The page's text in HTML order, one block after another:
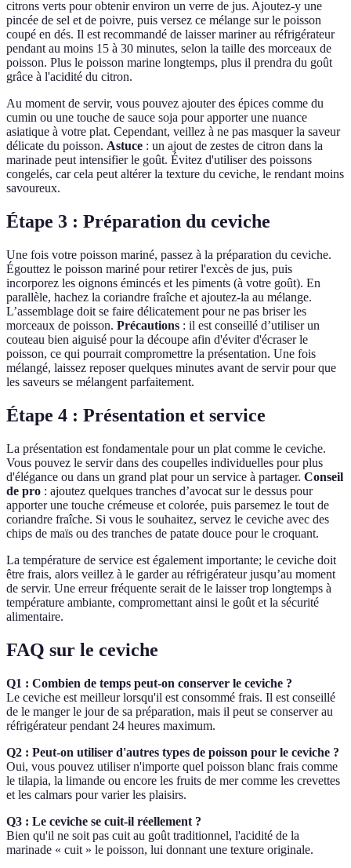
citrons verts pour obtenir environ un verre de jus. Ajoutez-y une
pincée de sel et de poivre, puis versez ce mélange sur le poisson
coupé en dés. Il est recommandé de laisser mariner au réfrigérateur
pendant au moins 15 à 30 minutes, selon la taille des morceaux de
poisson. Plus le poisson marine longtemps, plus il prendra du goût
grâce à l'acidité du citron.
Au moment de servir, vous pouvez ajouter des épices comme du
cumin ou une touche de sauce soja pour apporter une nuance
asiatique à votre plat. Cependant, veillez à ne pas masquer la saveur
délicate du poisson. Astuce : un ajout de zestes de citron dans la
marinade peut intensifier le goût. Évitez d'utiliser des poissons
congelés, car cela peut altérer la texture du ceviche, le rendant moins
savoureux.
Étape 3 : Préparation du ceviche
Une fois votre poisson mariné, passez à la préparation du ceviche.
Égouttez le poisson mariné pour retirer l'excès de jus, puis
incorporez les oignons émincés et les piments (à votre goût). En
parallèle, hachez la coriandre fraîche et ajoutez-la au mélange.
L’assemblage doit se faire délicatement pour ne pas briser les
morceaux de poisson. Précautions : il est conseillé d’utiliser un
couteau bien aiguisé pour la découpe afin d'éviter d'écraser le
poisson, ce qui pourrait compromettre la présentation. Une fois
mélangé, laissez reposer quelques minutes avant de servir pour que
les saveurs se mélangent parfaitement.
Étape 4 : Présentation et service
La présentation est fondamentale pour un plat comme le ceviche.
Vous pouvez le servir dans des coupelles individuelles pour plus
d'élégance ou dans un grand plat pour un service à partager. Conseil
de pro : ajoutez quelques tranches d’avocat sur le dessus pour
apporter une touche crémeuse et colorée, puis parsemez le tout de
coriandre fraîche. Si vous le souhaitez, servez le ceviche avec des
chips de maïs ou des tranches de patate douce pour le croquant.
La température de service est également importante; le ceviche doit
être frais, alors veillez à le garder au réfrigérateur jusqu’au moment
de servir. Une erreur fréquente serait de le laisser trop longtemps à
température ambiante, compromettant ainsi le goût et la sécurité
alimentaire.
FAQ sur le ceviche
Q1 : Combien de temps peut-on conserver le ceviche ?
Le ceviche est meilleur lorsqu'il est consommé frais. Il est conseillé
de le manger le jour de sa préparation, mais il peut se conserver au
réfrigérateur pendant 24 heures maximum.
Q2 : Peut-on utiliser d'autres types de poisson pour le ceviche ?
Oui, vous pouvez utiliser n'importe quel poisson blanc frais comme
le tilapia, la limande ou encore les fruits de mer comme les crevettes
et les calmars pour varier les plaisirs.
Q3 : Le ceviche se cuit-il réellement ?
Bien qu'il ne soit pas cuit au goût traditionnel, l'acidité de la
marinade « cuit » le poisson, lui donnant une texture originale.